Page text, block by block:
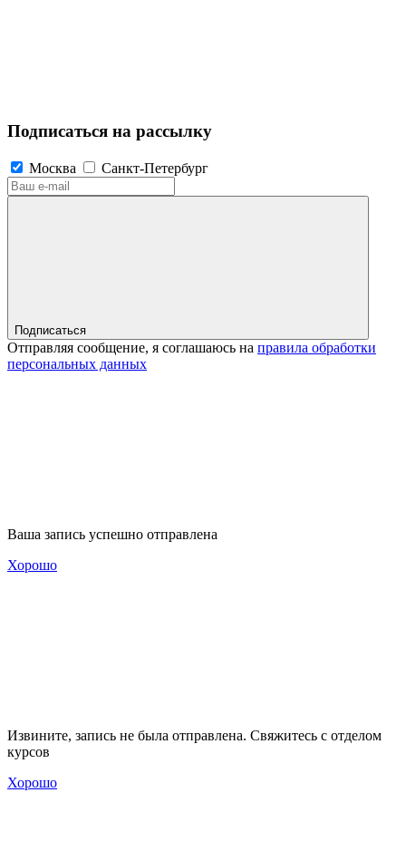
Подписаться на рассылку
Москва Санкт-Петербург
Подписаться
Отправляя сообщение, я соглашаюсь на правила обработки
персональных данных
Ваша запись успешно отправлена
Хорошо
Извините, запись не была отправлена. Свяжитесь с отделом
курсов
Хорошо